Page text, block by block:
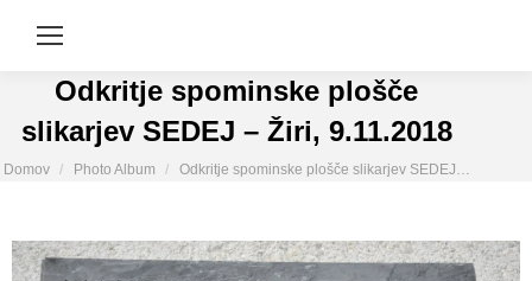
Odkritje spominske plošče
slikarjev SEDEJ – Žiri, 9.11.2018
You are here:
Domov Photo Album Odkritje spominske plošče slikarjev SEDEJ…